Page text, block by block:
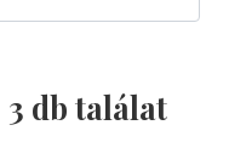
3 db találat